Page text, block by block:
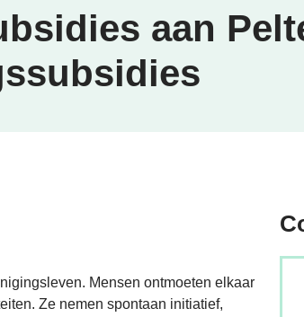
aan
Mensen ontmoeten elkaar
Ze nemen spontaan initiatief,